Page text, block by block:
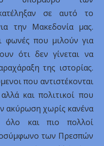
σε αυτό το
την Μακεδονία μας.
που μιλούν για
ότι δεν γίνεται να
της ιστορίας.
που αντιστέκονται
και πολιτικοί που
ακύρωση χωρίς κανένα
όλο και πιο πολλοί
των Πρεσπών